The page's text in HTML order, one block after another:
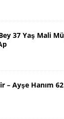
37 Yaş Mali
– Ayşe Hanım